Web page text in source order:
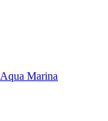
Aqua Marina